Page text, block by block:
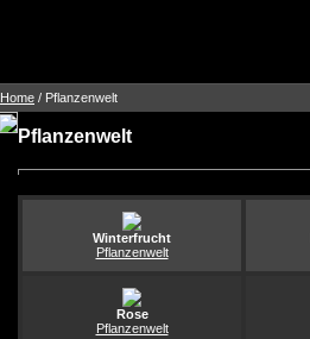
Home / Pflanzenwelt
Pflanzenwelt
Winterfrucht
Pflanzenwelt
Rose
Pflanzenwelt